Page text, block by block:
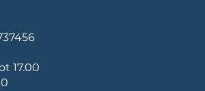
17.00